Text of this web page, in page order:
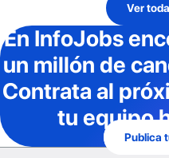
Ver
En InfoJobs
un millón de
Contrata al
tu equipo
Publica